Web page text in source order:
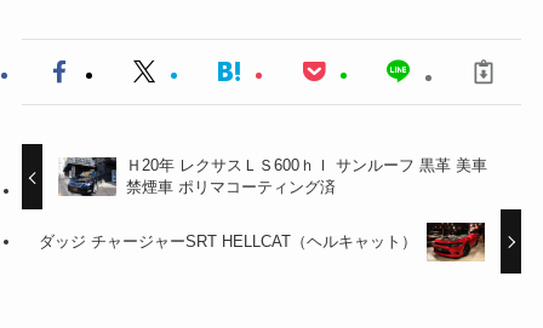
Ｈ20年 レクサスＬＳ600ｈｌ サンルーフ 黒革 美車
禁煙車 ポリマコーティング済
ダッジ チャージャーSRT HELLCAT（ヘルキャット）